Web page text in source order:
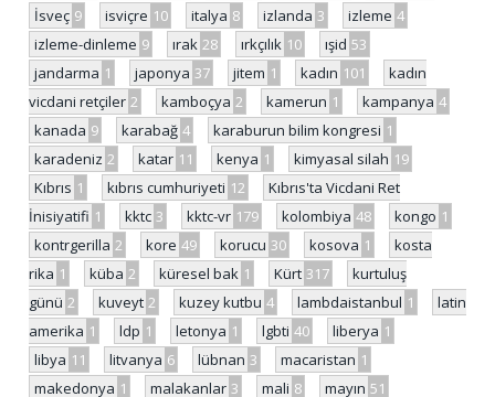
İsveç 9 isviçre 10 italya 8 izlanda 3 izleme 4
izleme-dinleme 9 ırak 28 ırkçılık 10 ışid 53
jandarma 1 japonya 37 jitem 1 kadın 101
kadın
vicdani retçiler 2 kamboçya 2 kamerun 1 kampanya 4
kanada 9 karabağ 4 karaburun bilim kongresi 1
karadeniz 2 katar 11 kenya 1 kimyasal silah 19
Kıbrıs 1 kıbrıs cumhuriyeti 12
Kıbrıs'ta Vicdani Ret
İnisiyatifi 1 kktc 3 kktc-vr 179 kolombiya 48 kongo 1
kontrgerilla 2 kore 49 korucu 30 kosova 1
kosta
rika 1 küba 2 küresel bak 1 Kürt 317
kurtuluş
günü 2 kuveyt 2 kuzey kutbu 4 lambdaistanbul 1
latin
amerika 1 ldp 1 letonya 1 lgbti 40 liberya 1
libya 11 litvanya 6 lübnan 3 macaristan 1
makedonya 1 malakanlar 3 mali 8 mayın 51